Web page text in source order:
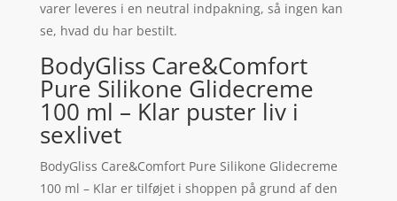
varer leveres i en neutral indpakning, så ingen kan
se, hvad du har bestilt.
BodyGliss Care&Comfort
Pure Silikone Glidecreme
100 ml – Klar puster liv i
sexlivet
BodyGliss Care&Comfort Pure Silikone Glidecreme
100 ml – Klar er tilføjet i shoppen på grund af den